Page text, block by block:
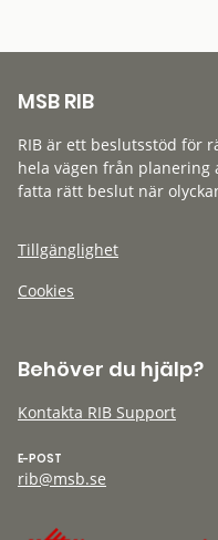
MSB RIB
RIB är ett beslutsstöd för
hela vägen från
fatta rätt beslut när
Tillgänglighet
Cookies
Behöver du hjälp?
Kontakta RIB Support
E-POST
rib@msb.se